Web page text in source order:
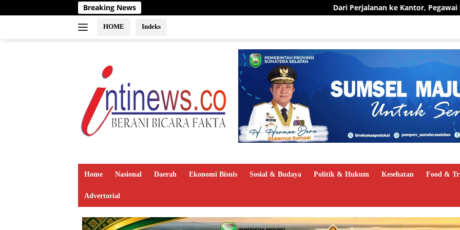
ke
Breaking News Dari Perjalanan ke Kantor, Pegawai PLN UID S2JB Pangkas
HOME Indeks
Home Nasional Daerah Ekonomi Bisnis Sosial & Budaya Politik & Hukum Kesehatan Food &
Advertorial